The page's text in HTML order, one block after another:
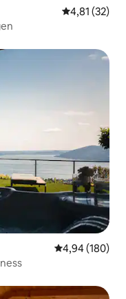
Gemiddelde
4,81 (32)
Gemiddelde
4,94 (180)